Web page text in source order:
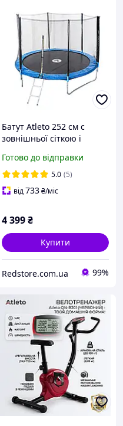
Батут Atleto 252 см c
зовнішньої сіткою і
батут) R_0680
Готово до відправки
5.0 (5)
від733₴/міс
4 399₴
Купити
Redstore.com.ua 99%